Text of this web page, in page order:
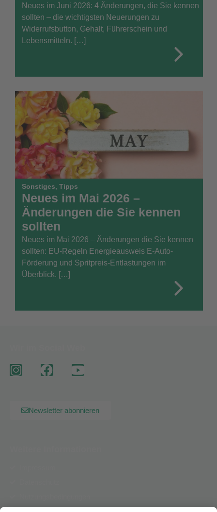
Neues im Juni 2026: 4 Änderungen, die Sie kennen
sollten – die wichtigsten Neuerungen zu
Widerrufsbutton, Gehalt, Führerschein und
Lebensmitteln. […]
Sonstiges, Tipps
Neues im Mai 2026 –
Änderungen die Sie kennen
sollten
Neues im Mai 2026 – Änderungen die Sie kennen
sollten: EU-Regeln Energieausweis E-Auto-
Förderung und Spritpreis-Entlastungen im
Überblick. […]
Newsletter abonnieren
AGB